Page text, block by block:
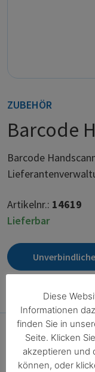
ZUBEHÖR
Barcode
Barcode
Artikelnr.: 14619
Lieferbar
Diese
Informationen
finden Sie in
Seite. Klicken
akzeptieren und
können, oder